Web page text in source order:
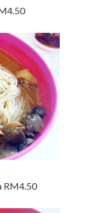
RM4.50